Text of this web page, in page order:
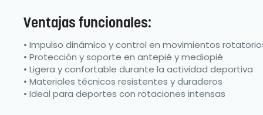
Ventajas funcionales:
• Impulso dinámico y control en movimientos
• Protección y soporte en antepié y mediopié
• Ligera y confortable durante la actividad deportiva
• Materiales técnicos resistentes y duraderos
• Ideal para deportes con rotaciones intensas